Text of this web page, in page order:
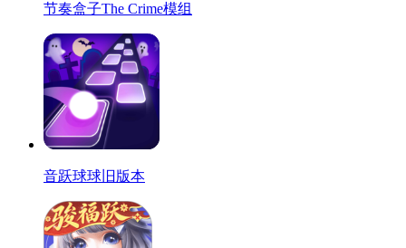
节奏盒子The Crime模组
音跃球球旧版本